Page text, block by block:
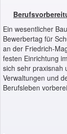
Ein wesentlicher
Bewerbertag für
an der Friedrich-
festen Einrichtung
sich sehr praxisnah
Verwaltungen und
Berufsleben